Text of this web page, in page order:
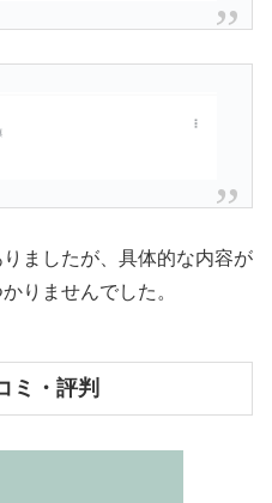
ましたが、具体的な内容が
りませんでした。
ミ・評判